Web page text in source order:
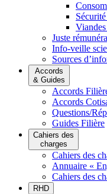
Juste
Info-veille
Sources
Accords
& Guides
Accords
Accords
Questions/
Guides Filière
Cahiers des
charges
Cahiers des
Annuaire «
Cahiers des
RHD